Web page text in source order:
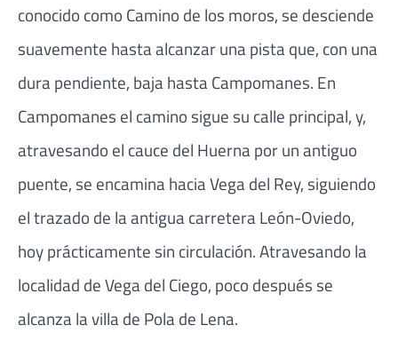
conocido como Camino de los moros, se desciende
suavemente hasta alcanzar una pista que, con una
dura pendiente, baja hasta Campomanes. En
Campomanes el camino sigue su calle principal, y,
atravesando el cauce del Huerna por un antiguo
puente, se encamina hacia Vega del Rey, siguiendo
el trazado de la antigua carretera León-Oviedo,
hoy prácticamente sin circulación. Atravesando la
localidad de Vega del Ciego, poco después se
alcanza la villa de Pola de Lena.